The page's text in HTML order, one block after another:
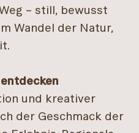
– still, bewusst
Wandel der Natur,
und kreativer
der Geschmack der